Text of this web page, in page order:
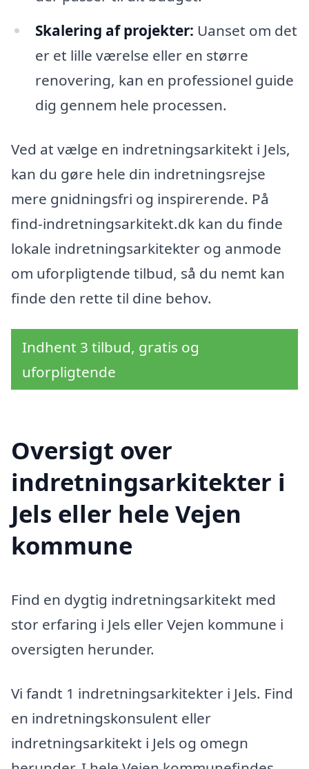
Skalering af projekter: Uanset om det
er et lille værelse eller en større
renovering, kan en professionel guide
dig gennem hele processen.
Ved at vælge en indretningsarkitekt i Jels,
kan du gøre hele din indretningsrejse
mere gnidningsfri og inspirerende. På
find-indretningsarkitekt.dk kan du finde
lokale indretningsarkitekter og anmode
om uforpligtende tilbud, så du nemt kan
finde den rette til dine behov.
Indhent 3 tilbud, gratis og
uforpligtende
Oversigt over
indretningsarkitekter i
Jels eller hele Vejen
kommune
Find en dygtig indretningsarkitekt med
stor erfaring i Jels eller Vejen kommune i
oversigten herunder.
Vi fandt 1 indretningsarkitekter i Jels. Find
en indretningskonsulent eller
indretningsarkitekt i Jels og omegn